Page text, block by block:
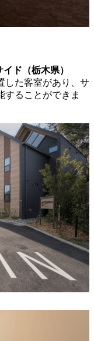
ド（栃木県）
した客室があり、サ
することができま